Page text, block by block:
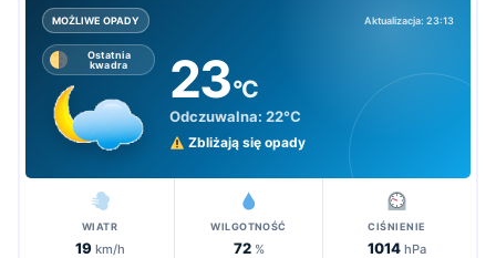
MOŻLIWE OPADY Aktualizacja: 23:13
Ostatnia
kwadra
23°C
Odczuwalna: 22°C
Zbliżają się opady
WIATR
19km/h
WILGOTNOŚĆ
72%
CIŚNIENIE
1014 hPa